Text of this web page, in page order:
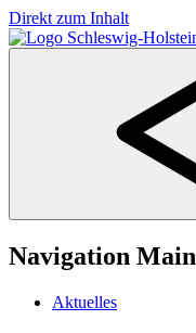
Direkt zum Inhalt
Navigation Main
Aktuelles